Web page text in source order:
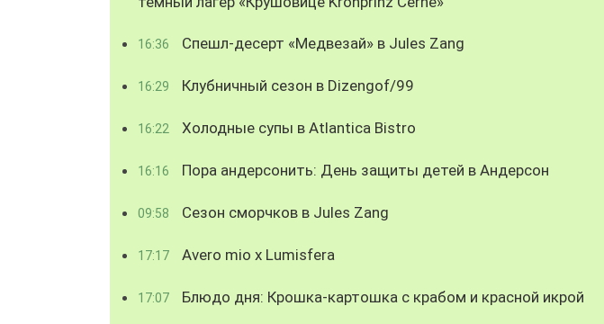
16:36 Спешл-десерт «Медвезай» в Jules Zang
16:29 Клубничный сезон в Dizengof/99
16:22 Холодные супы в Atlantica Bistro
16:16 Пора андерсонить: День защиты детей в Андерсон
09:58 Сезон сморчков в Jules Zang
17:17 Avero mio x Lumisfera
17:07 Блюдо дня: Крошка-картошка с крабом и красной икрой